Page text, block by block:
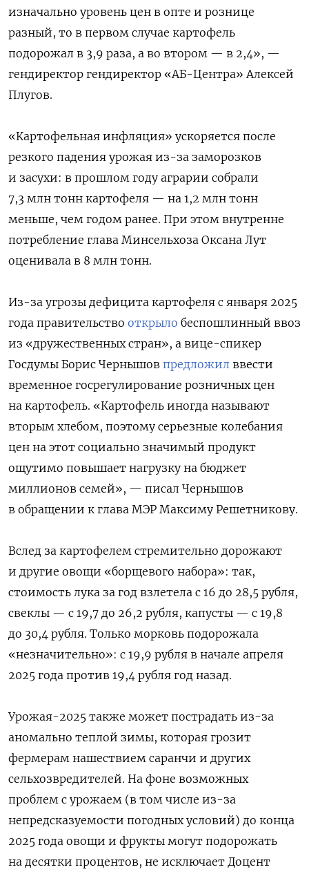
изначально уровень цен в опте и рознице
разный, то в первом случае картофель
подорожал в 3,9 раза, а во втором — в 2,4», —
гендиректор гендиректор «АБ-Центра» Алексей
Плугов.
«Картофельная инфляция» ускоряется после
резкого падения урожая из-за заморозков
и засухи: в прошлом году аграрии собрали
7,3 млн тонн картофеля — на 1,2 млн тонн
меньше, чем годом ранее. При этом внутренне
потребление глава Минсельхоза Оксана Лут
оценивала в 8 млн тонн.
Из-за угрозы дефицита картофеля с января 2025
года правительство открыло беспошлинный ввоз
из «дружественных стран», а вице-спикер
Госдумы Борис Чернышов предложил ввести
временное госрегулирование розничных цен
на картофель. «Картофель иногда называют
вторым хлебом, поэтому серьезные колебания
цен на этот социально значимый продукт
ощутимо повышает нагрузку на бюджет
миллионов семей», — писал Чернышов
в обращении к глава МЭР Максиму Решетникову.
Вслед за картофелем стремительно дорожают
и другие овощи «борщевого набора»: так,
стоимость лука за год взлетела с 16 до 28,5 рубля,
свеклы — с 19,7 до 26,2 рубля, капусты — с 19,8
до 30,4 рубля. Только морковь подорожала
«незначительно»: с 19,9 рубля в начале апреля
2025 года против 19,4 рубля год назад.
Урожая-2025 также может пострадать из-за
аномально теплой зимы, которая грозит
фермерам нашествием саранчи и других
сельхозвредителей. На фоне возможных
проблем с урожаем (в том числе из-за
непредсказуемости погодных условий) до конца
2025 года овощи и фрукты могут подорожать
на десятки процентов, не исключает Доцент